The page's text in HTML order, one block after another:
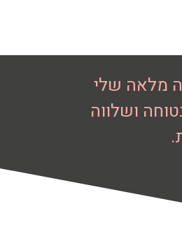
מלאה שלי
ושלווה